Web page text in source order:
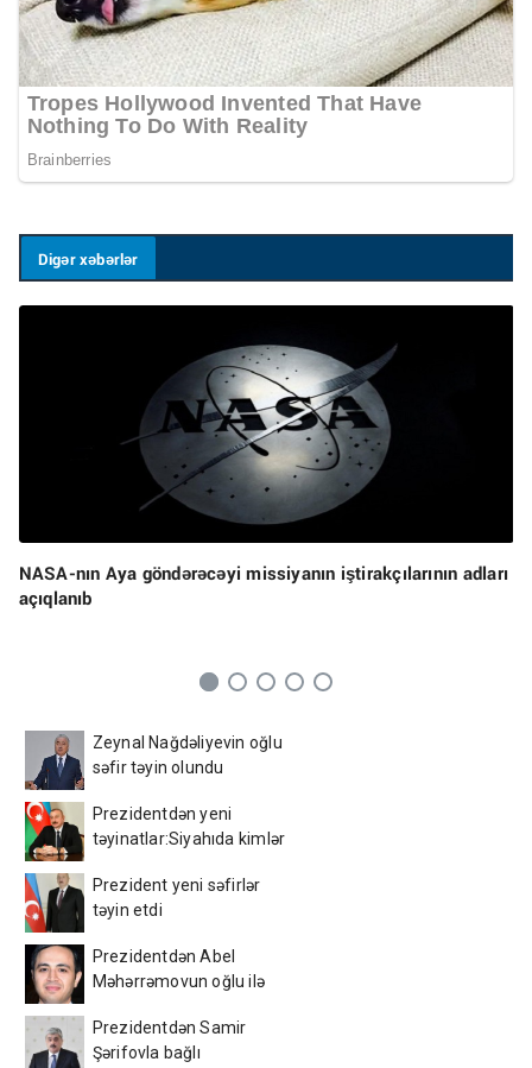
Digər xəbərlər
NASA-nın Aya göndərəcəyi missiyanın iştirakçılarının adları
açıqlanıb
Zeynal Nağdəliyevin oğlu
səfir təyin olundu
Prezidentdən yeni
təyinatlar:Siyahıda kimlər
Prezident yeni səfirlər
təyin etdi
Prezidentdən Abel
Məhərrəmovun oğlu ilə
Prezidentdən Samir
Şərifovla bağlı